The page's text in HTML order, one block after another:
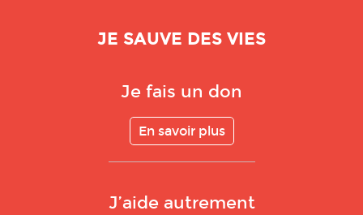
JE SAUVE DES VIES
Je fais un don
En savoir plus
J’aide autrement